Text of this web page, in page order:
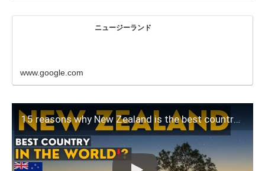
ニュージーランド
www.google.com
15 reasons why New Zealand is the best country in the world